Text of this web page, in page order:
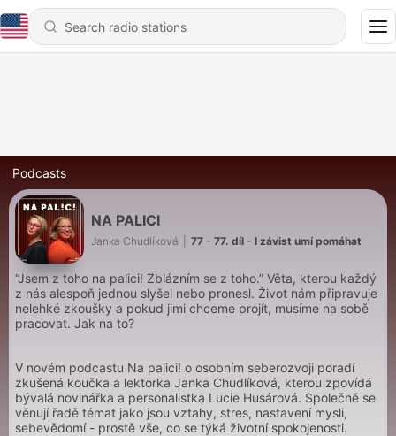
Podcasts
NA PALICI
Janka Chudlíková 77 - 77. díl - I závist umí pomáhat
“Jsem z toho na palici! Zblázním se z toho.” Věta, kterou každý
z nás alespoň jednou slyšel nebo pronesl. Život nám připravuje
nelehké zkoušky a pokud jimi chceme projít, musíme na sobě
pracovat. Jak na to?
V novém podcastu Na palici! o osobním seberozvoji poradí
zkušená koučka a lektorka Janka Chudlíková, kterou zpovídá
bývalá novinářka a personalistka Lucie Husárová. Společně se
věnují řadě témat jako jsou vztahy, stres, nastavení mysli,
sebevědomí - prostě vše, co se týká životní spokojenosti.